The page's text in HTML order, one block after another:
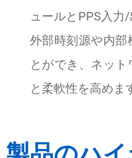
ュールとPPS入力
外部時刻源や内部
とができ、ネッ
と柔軟性を高めま